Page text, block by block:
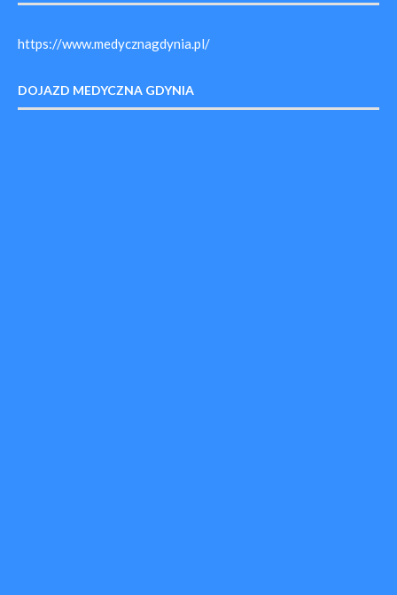
https://www.medycznagdynia.pl/
DOJAZD MEDYCZNA GDYNIA